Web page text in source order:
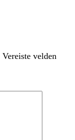
Vereiste velden